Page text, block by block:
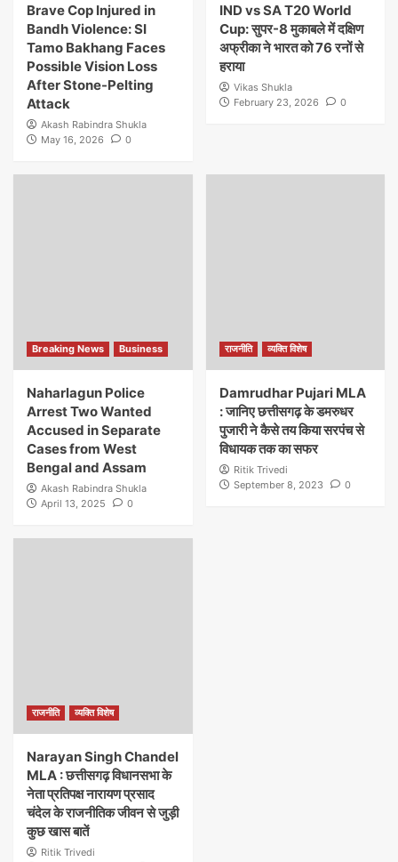
Brave Cop Injured in
Bandh Violence: SI
Tamo Bakhang Faces
Possible Vision Loss
After Stone-Pelting
Attack
Akash Rabindra Shukla
May 16, 2026
0
IND vs SA T20 World
Cup: सुपर-8 मुकाबले में दक्षिण
अफ्रीका ने भारत को 76 रनों से
हराया
Vikas Shukla
February 23, 2026
0
Breaking News Business
Naharlagun Police
Arrest Two Wanted
Accused in Separate
Cases from West
Bengal and Assam
Akash Rabindra Shukla
April 13, 2025
0
राजनीति व्यक्ति विशेष
Damrudhar Pujari MLA
: जानिए छत्तीसगढ़ के डमरुधर
पुजारी ने कैसे तय किया सरपंच से
विधायक तक का सफर
Ritik Trivedi
September 8, 2023
0
राजनीति व्यक्ति विशेष
Narayan Singh Chandel
MLA : छत्तीसगढ़ विधानसभा के
नेता प्रतिपक्ष नारायण प्रसाद
चंदेल के राजनीतिक जीवन से जुड़ी
कुछ खास बातें
Ritik Trivedi